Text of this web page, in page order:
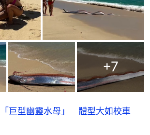
+7
「巨型幽靈水母」 體型大如校車